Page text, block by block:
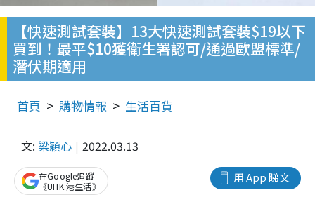
【快速測試套裝】13大快速測試套裝$19以下
買到！最平$10獲衛生署認可/通過歐盟標準/
潛伏期適用
首頁 購物情報 生活百貨
文: 梁穎心 2022.03.13
用 App 睇文
在Google追蹤
《UHK 港生活》